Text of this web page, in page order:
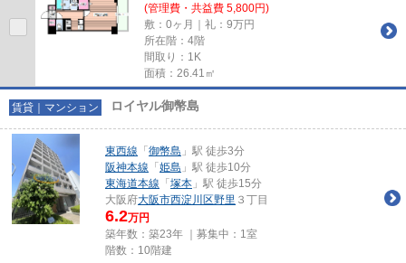
(管理費・共益費 5,800円)
敷：0ヶ月｜礼：9万円
所在階：4階
間取り：1K
面積：26.41㎡
賃貸｜マンション ロイヤル御幣島
東西線 「 御幣島 」駅 徒歩3分
阪神本線 「 姫島 」駅 徒歩10分
東海道本線 「 塚本 」駅 徒歩15分
大阪府大阪市西淀川区野里 ３丁目
6.2万円
築年数：築23年 ｜募集中： 1室
階数：10階建